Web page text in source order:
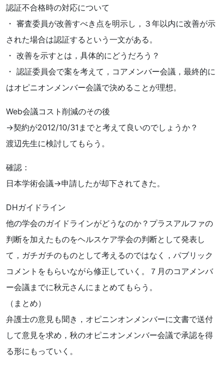
認証不合格時の対応について
・ 審査委員が改善すべき点を明示し，３年以内に改善が示
された場合は認証するという一文がある。
・ 改善を示すとは，具体的にどうだろう？
・ 認証委員会で案を考えて，コアメンバー会議，最終的に
はオピニオンメンバー会議で決めることが理想。
Web会議コスト削減のその後
→契約が2012/10/31までと考えて良いのでしょうか？
渡辺先生に検討してもらう。
確認：
日本学術会議→申請したが却下されてきた。
DHガイドライン
他の学会のガイドラインがどうなのか？プラスアルファの
判断を加えたものをヘルスケア学会の判断として発表し
て，ガチガチのものとして考えるのではなく，パブリック
コメントをもらいながら修正していく。７月のコアメンバ
ー会議までに秋元さんにまとめてもらう。
（まとめ）
弁護士の意見も聞き，オピニンオンメンバーに文書で送付
して意見を求め，秋のオピニオンメンバー会議で承認を得
る形にもっていく。